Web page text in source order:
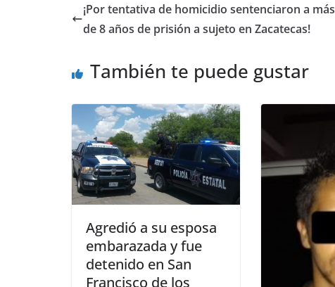
¡Por tentativa de homicidio sentenciaron a más
de 8 años de prisión a sujeto en Zacatecas!
También te puede gustar
Agredió a su esposa
embarazada y fue
detenido en San
Francisco de los